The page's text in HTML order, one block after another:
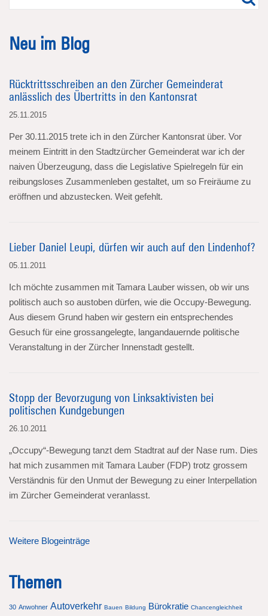
Neu im Blog
Rücktrittsschreiben an den Zürcher Gemeinderat
anlässlich des Übertritts in den Kantonsrat
25.11.2015
Per 30.11.2015 trete ich in den Zürcher Kantonsrat über. Vor
meinem Eintritt in den Stadtzürcher Gemeinderat war ich der
naiven Überzeugung, dass die Legislative Spielregeln für ein
reibungsloses Zusammenleben gestaltet, um so Freiräume zu
eröffnen und abzustecken. Weit gefehlt.
Lieber Daniel Leupi, dürfen wir auch auf den Lindenhof?
05.11.2011
Ich möchte zusammen mit Tamara Lauber wissen, ob wir uns
politisch auch so austoben dürfen, wie die Occupy-Bewegung.
Aus diesem Grund haben wir gestern ein entsprechendes
Gesuch für eine grossangelegte, langandauernde politische
Veranstaltung in der Zürcher Innenstadt gestellt.
Stopp der Bevorzugung von Linksaktivisten bei
politischen Kundgebungen
26.10.2011
„Occupy“-Bewegung tanzt dem Stadtrat auf der Nase rum. Dies
hat mich zusammen mit Tamara Lauber (FDP) trotz grossem
Verständnis für den Unmut der Bewegung zu einer Interpellation
im Zürcher Gemeinderat veranlasst.
Weitere Blogeinträge
Themen
30 Anwohner Autoverkehr Bauen Bildung Bürokratie Chancengleichheit